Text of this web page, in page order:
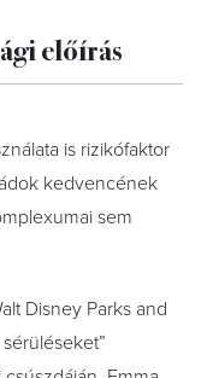
előírás
is rizikófaktor
kedvencének
sem
Disney Parks and